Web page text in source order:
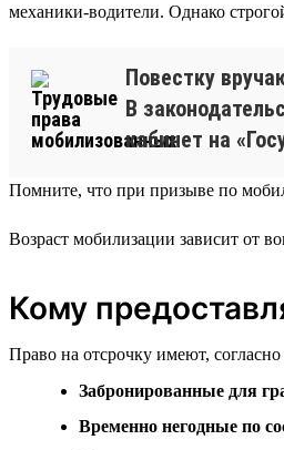
механики-водители. Однако
Повестку
В
кабинет на
Помните, что при призыве по
Возраст мобилизации зависит от
Кому
Право на отсрочку имеют,
Забронированные для
Временно негодные по